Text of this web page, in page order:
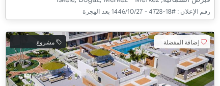
رقم الإعلان : #18-4728 - 27‏‏/10‏‏/1446 بعد الهجرة
إضافة المفضلة مشروع